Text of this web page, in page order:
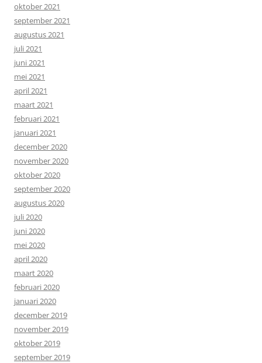
oktober 2021
september 2021
augustus 2021
juli 2021
juni 2021
mei 2021
april 2021
maart 2021
februari 2021
januari 2021
december 2020
november 2020
oktober 2020
september 2020
augustus 2020
juli 2020
juni 2020
mei 2020
april 2020
maart 2020
februari 2020
januari 2020
december 2019
november 2019
oktober 2019
september 2019